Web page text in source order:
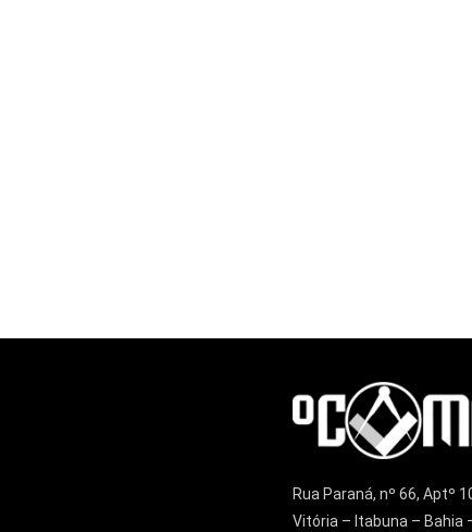
Rua Paraná, nº 66, Aptº
Vitória – Itabuna – Bahia